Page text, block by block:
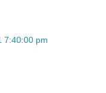
7:40:00 pm